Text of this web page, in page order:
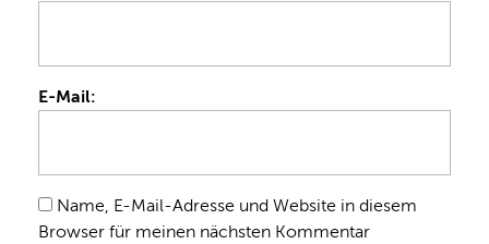
E-Mail:
Name, E-Mail-Adresse und Website in diesem
Browser für meinen nächsten Kommentar